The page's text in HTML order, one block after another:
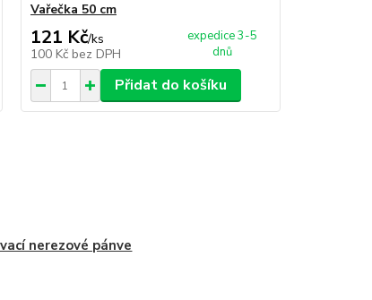
Vařečka 50 cm
121 Kč/ks
100 Kč bez DPH
expedice 3-5
dnů
Přidat do košíku
nerezové pánve